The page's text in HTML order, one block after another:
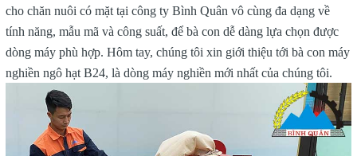
cho chăn nuôi có mặt tại công ty Bình Quân vô cùng đa dạng về
tính năng, mẫu mã và công suất, để bà con dễ dàng lựa chọn được
dòng máy phù hợp. Hôm tay, chúng tôi xin giới thiệu tới bà con máy
nghiền ngô hạt B24, là dòng máy nghiền mới nhất của chúng tôi.